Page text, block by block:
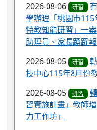
2026-08-06
研習
學辦理「桃園市
特教知能研習」一
助理員、家長踴躍
2026-08-05
研習
技中心115年8月份
2026-08-05
研習
習實施計畫」教師
力工作坊」